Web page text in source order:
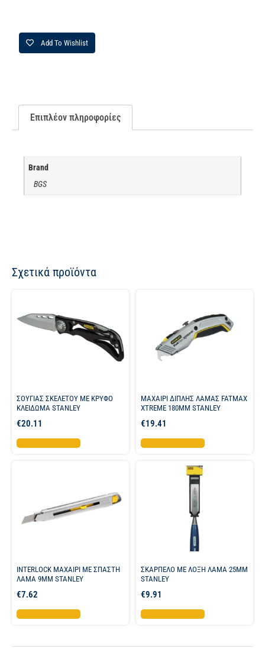
Add To Wishlist
Επιπλέον πληροφορίες
Brand
BGS
Σχετικά προϊόντα
ΣΟΥΓΙΑΣ ΣΚΕΛΕΤΟΥ ΜΕ ΚΡΥΦΟ
ΚΛΕΙΔΩΜΑ STANLEY
€20.11
Προσθήκη στο καλάθι
ΜΑΧΑΙΡΙ ΔΙΠΛΗΣ ΛΑΜΑΣ FATMAX
XTREME 180ΜΜ STANLEY
€19.41
Προσθήκη στο καλάθι
INTERLOCK ΜΑΧΑΙΡΙ ΜΕ ΣΠΑΣΤΗ
ΛΑΜΑ 9ΜΜ STANLEY
€7.62
Προσθήκη στο καλάθι
ΣΚΑΡΠΕΛΟ ΜΕ ΛΟΞΗ ΛΑΜΑ 25MM
STANLEY
€9.91
Προσθήκη στο καλάθι